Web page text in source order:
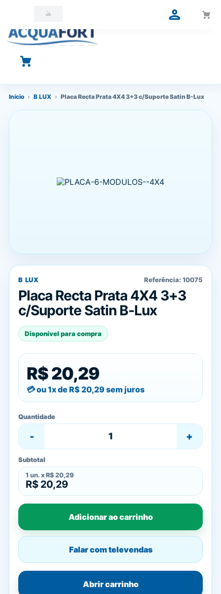
O que você está procurando?
Início › B LUX › Placa Recta Prata 4X4 3+3 c/Suporte Satin B-Lux
B LUX Referência: 10075
Placa Recta Prata 4X4 3+3
c/Suporte Satin B-Lux
Disponível para compra
R$ 20,29
ou 1x de R$ 20,29 sem juros
Quantidade
- +
Subtotal
1 un. x R$ 20,29
R$ 20,29
Adicionar ao carrinho
Falar com televendas
Abrir carrinho